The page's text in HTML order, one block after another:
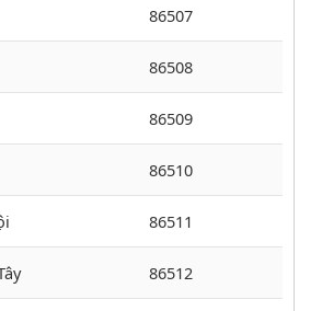
86507
86508
86509
86510
86511
86512